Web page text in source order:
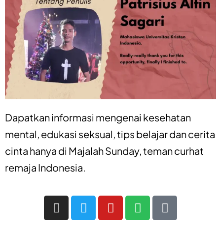
Dapatkan informasi mengenai kesehatan
mental, edukasi seksual,tips belajardancerita
cinta hanya di Majalah Sunday, teman curhat
remaja Indonesia.